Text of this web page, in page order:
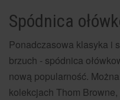
Spódnica
Ponadczasowa klasyka i
brzuch - spódnica
nową popularność.
kolekcjach Thom